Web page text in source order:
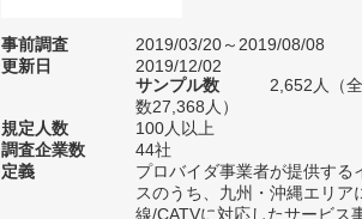
事前調査
2019/03/20～2019/08/08
更新日
2019/12/02
サンプル数
2,652人（
数27,368人）
規定人数
100人以上
調査企業数
44社
定義
プロバイダ事業者が提供する
スのうち、九州・沖縄エリア
線/CATVに対応したサービス